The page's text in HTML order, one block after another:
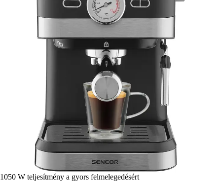
1050 W teljesítmény a gyors felmelegedésért